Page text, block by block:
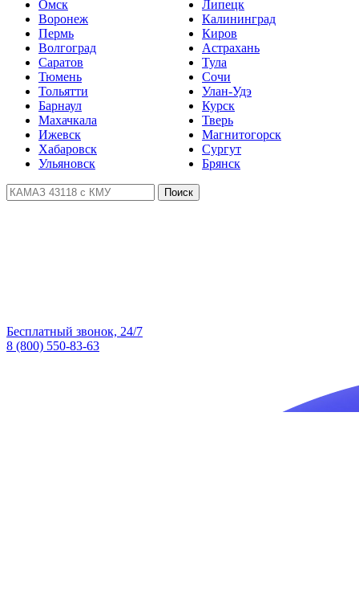
Омск
Воронеж
Пермь
Волгоград
Саратов
Тюмень
Тольятти
Барнаул
Махачкала
Ижевск
Хабаровск
Ульяновск
Липецк
Калининград
Киров
Астрахань
Тула
Сочи
Улан-Удэ
Курск
Тверь
Магнитогорск
Сургут
Брянск
Поиск
Бесплатный звонок, 24/7
8 (800) 550-83-63